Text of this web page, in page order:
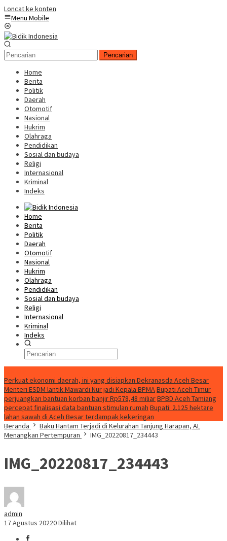
Loncat ke konten
Menu Mobile
Pencarian
Home
Berita
Politik
Daerah
Otomotif
Nasional
Hukrim
Olahraga
Pendidikan
Sosial dan budaya
Religi
Internasional
Kriminal
Indeks
Home
Berita
Politik
Daerah
Otomotif
Nasional
Hukrim
Olahraga
Pendidikan
Sosial dan budaya
Religi
Internasional
Kriminal
Indeks
Perkuat ekonomi daerah, ini yang disiapkan Dekranasda Aceh Besar
Menteri ESDM lantik Mawardi Nur jadi Kepala BPMABupati Aceh Timur
perjuangkan bantuan korban banjir Rp578,48 miliarBPBD Aceh Tamiang
percepat finalisasi data bantuan stimulan rumah Bupati: 2.125 hektare
lahan sawah di Aceh Besar terdampak kekeringan
Beranda
Baku Hantam Terjadi di Kelurahan Tanjung Harapan, AL
Menangkan Pertempuran
IMG_20220817_234443
IMG_20220817_234443
admin
17 Agustus 20220 Dilihat